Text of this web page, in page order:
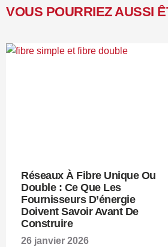
VOUS POURRIEZ AUSSI
Réseaux À Fibre Unique Ou
Double : Ce Que Les
Fournisseurs D’énergie
Doivent Savoir Avant De
Construire
26 janvier 2026